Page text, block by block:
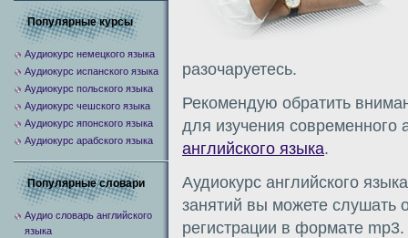
разочаруетесь.
Рекомендую обратить
для изучения современного
английского языка.
Аудиокурс английского
занятий вы можете слушать
регистрации в формате
Популярные курсы
Аудиокурс немецкого языка
Аудиокурс испанского языка
Аудиокурс польского языка
Аудиокурс чешского языка
Аудиокурс японского языка
Аудиокурс арабского языка
Популярные словари
Аудио словарь английского
языка